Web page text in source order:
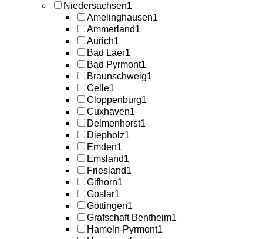
Niedersachsen1
Amelinghausen1
Ammerland1
Aurich1
Bad Laer1
Bad Pyrmont1
Braunschweig1
Celle1
Cloppenburg1
Cuxhaven1
Delmenhorst1
Diepholz1
Emden1
Emsland1
Friesland1
Gifhorn1
Goslar1
Göttingen1
Grafschaft Bentheim1
Hameln-Pyrmont1